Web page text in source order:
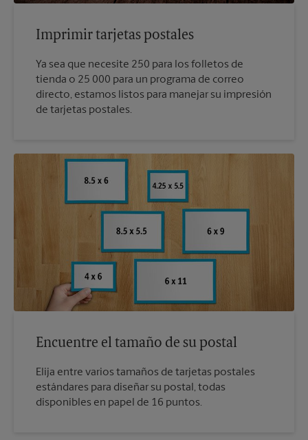
Imprimir tarjetas postales
Ya sea que necesite 250 para los folletos de
tienda o 25 000 para un programa de correo
directo, estamos listos para manejar su impresión
de tarjetas postales.
Encuentre el tamaño de su postal
Elija entre varios tamaños de tarjetas postales
estándares para diseñar su postal, todas
disponibles en papel de 16 puntos.